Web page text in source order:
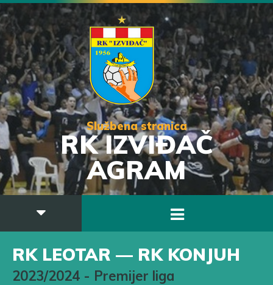
Službena stranica
RK IZVIĐAČ
AGRAM
RK LEOTAR — RK KONJUH
2023/2024 - Premijer liga